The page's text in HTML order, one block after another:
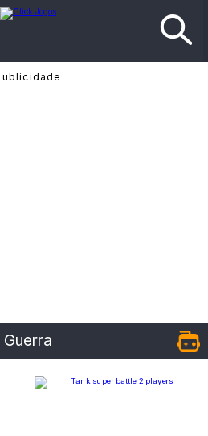
Guerra